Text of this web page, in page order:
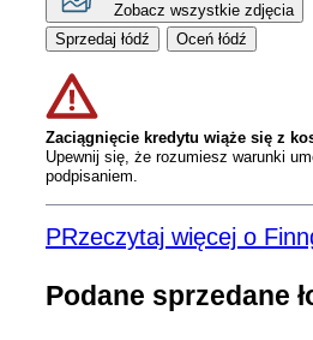
Zobacz wszystkie zdjęcia
Sprzedaj łódź
Oceń łódź
Zaciągnięcie kredytu wiąże się z
Upewnij się, że rozumiesz warunki
podpisaniem.
PRzeczytaj więcej o
Podane sprzedane